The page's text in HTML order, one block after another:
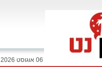
06 אוגוסט 2026 / 20:18